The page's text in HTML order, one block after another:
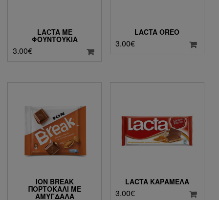
LACTA ΜΕ
ΦΟΥΝΤΟΎΚΙΑ
3.00€
LACTA OREO
3.00€
ΙΟΝ BREAK
ΠΟΡΤΟΚΑΛΊ ΜΕ
ΑΜΎΓΔΑΛΑ
LACTA ΚΑΡΑΜΈΛΑ
3.00€